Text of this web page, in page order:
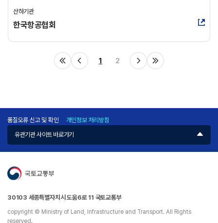
산하기관
한국항공협회
1 2
품질오류 신고 및 확인
개인정보 처리방침
유관기관 사이트 바로가기
30103 세종특별자치시 도움6로 11 국토교통부
copyright © Ministry of Land, Infrastructure and Transport. All Rights
reserved.